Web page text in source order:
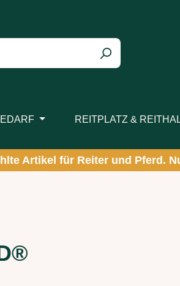
REITPLATZ &
Artikel für Reiter und Pferd.